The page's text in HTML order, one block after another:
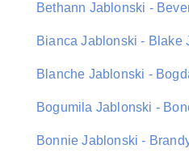
Bethann Jablonski -
Bianca Jablonski - Blake
Blanche Jablonski -
Bogumila Jablonski -
Bonnie Jablonski -